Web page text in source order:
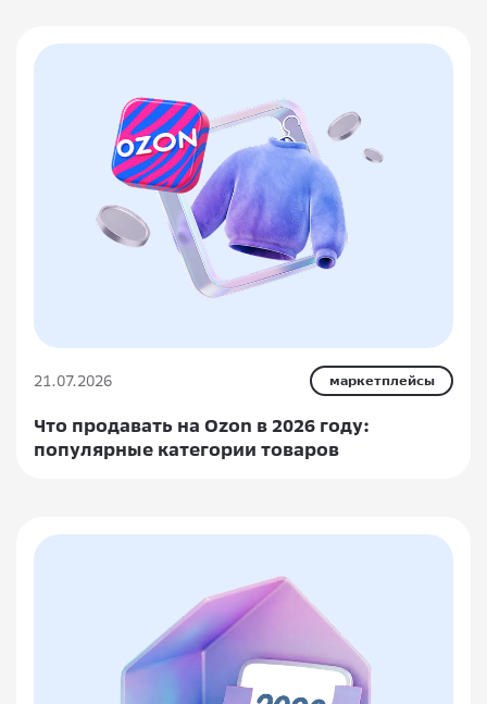
21.07.2026 маркетплейсы
Что продавать на Ozon в 2026 году:
популярные категории товаров